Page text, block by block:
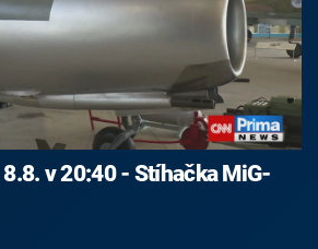
v 20:40 - Stíhačka MiG-